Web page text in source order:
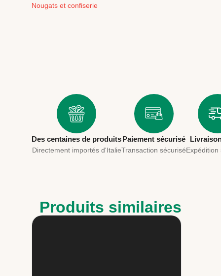
Nougats et confiserie
Des centaines de produits
Directement importés d'Italie
Paiement sécurisé
Transaction sécuriséExpédition
Produits similaires